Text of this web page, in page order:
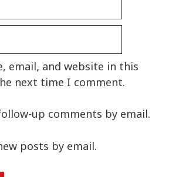
email, and website in this
next time I comment.
up comments by email.
posts by email.